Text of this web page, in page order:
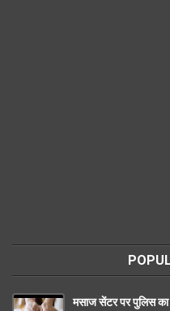
मसाज सेंटर पर पुलिस का